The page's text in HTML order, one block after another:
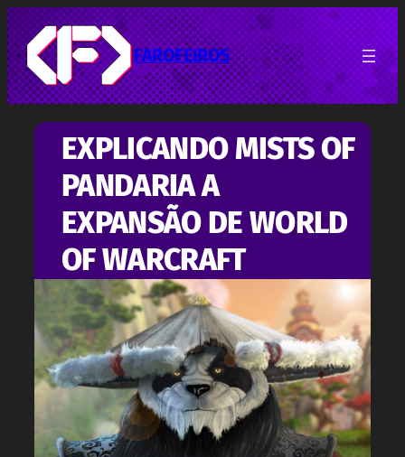
Pular
para
o
conteúdo
FAROFEIROS
EXPLICANDO MISTS OF
PANDARIA A
EXPANSÃO DE WORLD
OF WARCRAFT